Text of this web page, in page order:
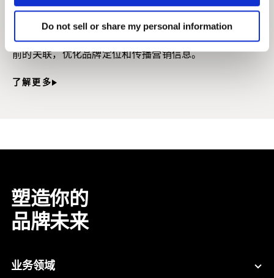
Do not sell or share my personal information
品牌结构数据分析
深入理解和分析关键的品牌联想，找到品牌形象与销售之
前的关联，优化品牌定位和传播营销信息。
了解更多
塑造你的
品牌未来
业务领域